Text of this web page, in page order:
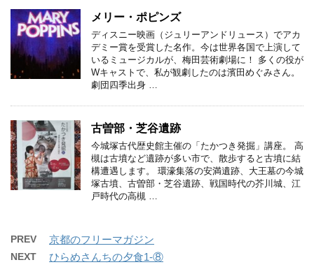
メリー・ポピンズ
ディスニー映画（ジュリーアンドリュース）でアカ
デミー賞を受賞した名作。今は世界各国で上演して
いるミュージカルが、梅田芸術劇場に！ 多くの役が
Wキャストで、私が観劇したのは濱田めぐみさん。
劇団四季出身 …
古曽部・芝谷遺跡
今城塚古代歴史館主催の「たかつき発掘」講座。 高
槻は古墳など遺跡が多い市で、散歩すると古墳に結
構遭遇します。 環濠集落の安満遺跡、大王墓の今城
塚古墳、古曽部・芝谷遺跡、戦国時代の芥川城、江
戸時代の高槻 …
PREV 京都のフリーマガジン
NEXT ひらめさんちの夕食1-⑧